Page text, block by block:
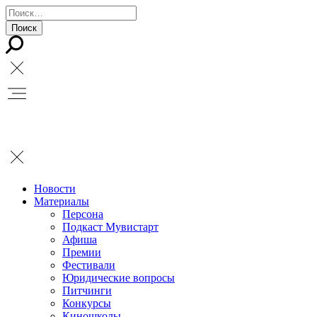
Новости
Материалы
Персона
Подкаст Мувистарт
Афиша
Премии
Фестивали
Юридические вопросы
Питчинги
Конкурсы